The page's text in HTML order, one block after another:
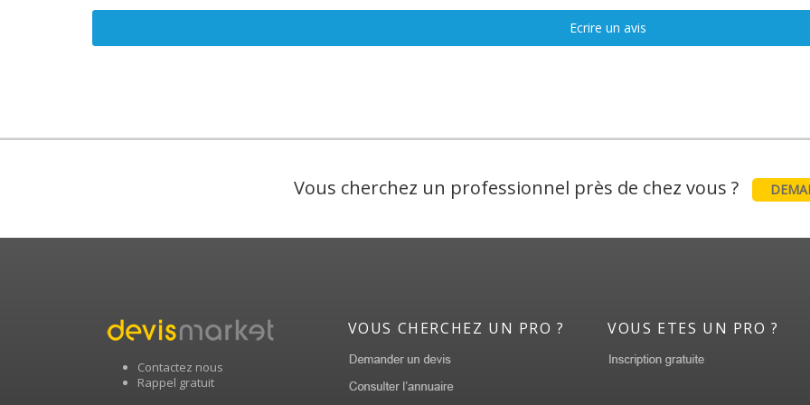
Ecrire un avis
Vous cherchez un professionnel près de chez vous ?
Contactez nous
Rappel gratuit
VOUS CHERCHEZ UN PRO ? VOUS ETES UN PRO ?